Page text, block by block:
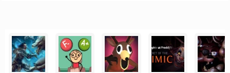
장합니다. 많은
사용자에게 무
료 버전은 모든
편집 요구를
있는 서비스 중
하나입니다. 이
곳에는 최신 미
디어 제품뿐만
아니라
에 달려 있습니
다. 복잡한
루를 시작하거
나 힘든 하루를.
시작할 수